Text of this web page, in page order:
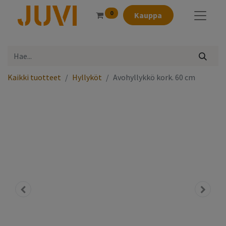
0 Kauppa
Kaikki tuotteet Hyllyköt Avohyllykkö kork. 60 cm